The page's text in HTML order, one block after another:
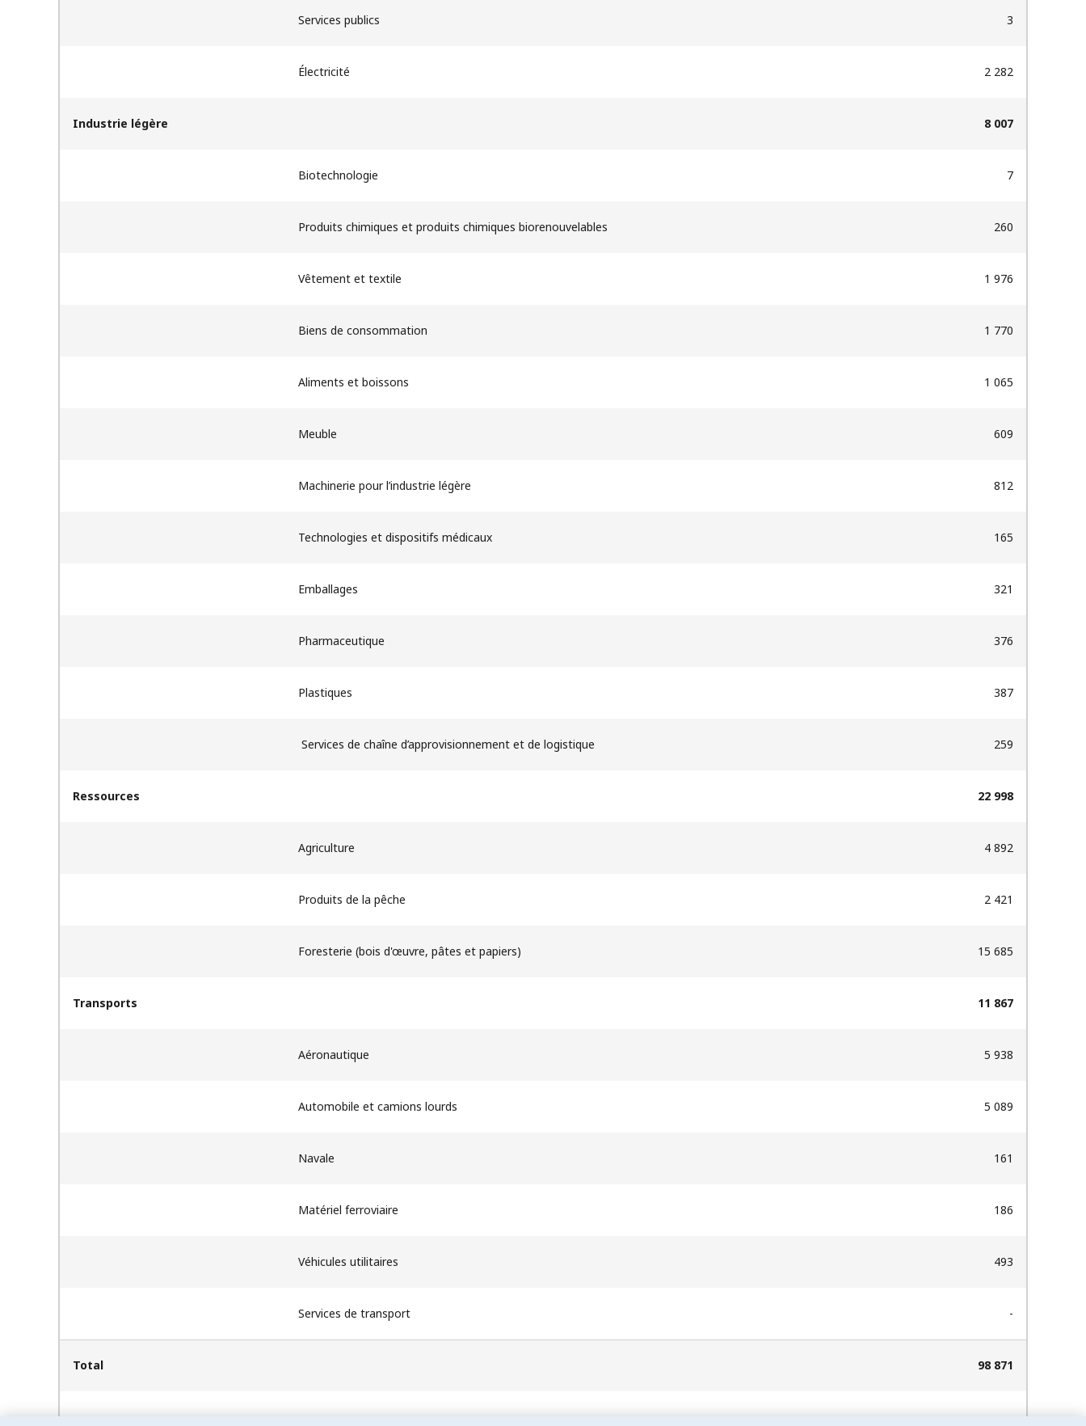
Services publics 3
Électricité 2 282
Industrie légère 8 007
Biotechnologie 7
​Produits chimiques et produits chimiques biorenouvelables 260
Vêtement et textile 1 976
Biens de consommation 1 770
Aliments et boissons 1 065
Meuble 609
Machinerie pour l’industrie légère 812
Technologies et dispositifs médicaux 165
Emballages 321
Pharmaceutique 376
Plastiques 387
​ Services de chaîne d’approvisionnement et de logistique​ 259
Ressources 22 998
Agriculture 4 892
Produits de la pêche 2 421
Foresterie (bois d'œuvre, pâtes et papiers) 15 685
Transports 11 867
Aéronautique 5 938
Automobile et camions lourds 5 089
Navale 161
Matériel ferroviaire 186
Véhicules utilitaires 493
Services de transport -
Total 98 871